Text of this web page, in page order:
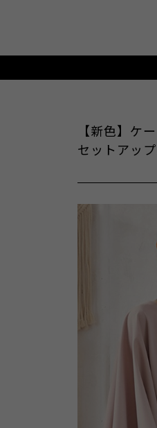
【新色】ケ
セットアッ